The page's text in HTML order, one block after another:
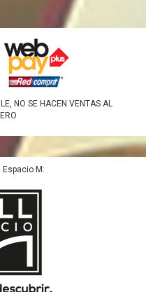
NO SE HACEN VENTAS AL
M: